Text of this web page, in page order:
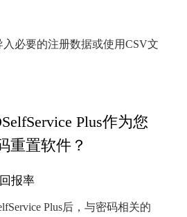
必要的注册数据或使用CSV文
Plus作为您
重置软件？
报率
Plus后，与密码相关的